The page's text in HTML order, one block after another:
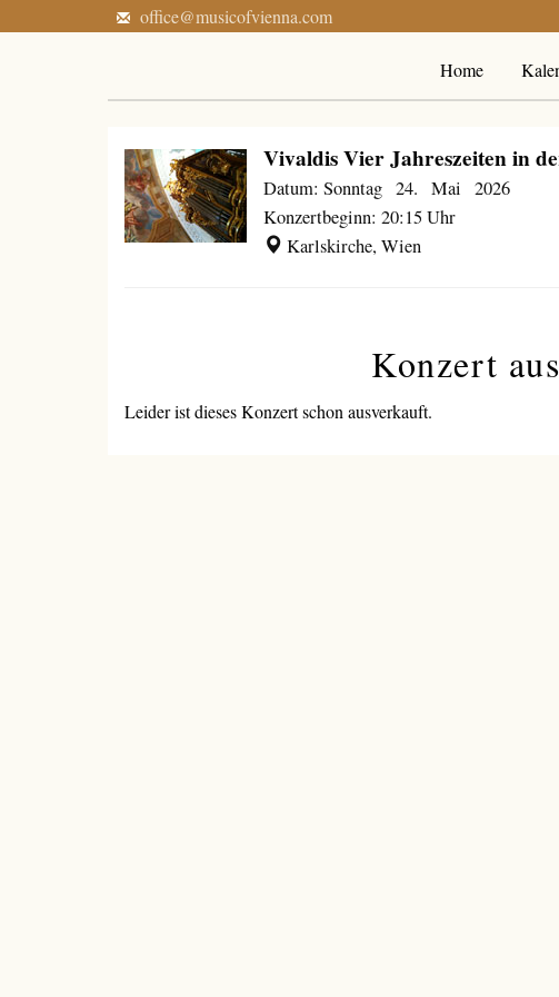
office@musicofvienna.com
Home
Vivaldis Vier Jahreszeiten in
Datum: Sonntag 24. Mai 2026
Konzertbeginn: 20:15 Uhr
Karlskirche, Wien
Konzert
Leider ist dieses Konzert schon ausverkauft.